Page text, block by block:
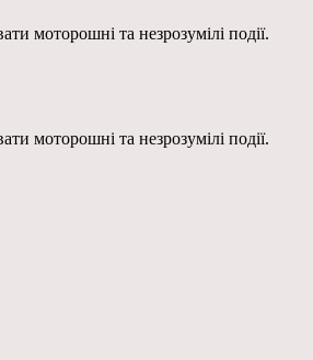
моторошні та незрозумілі події.
моторошні та незрозумілі події.